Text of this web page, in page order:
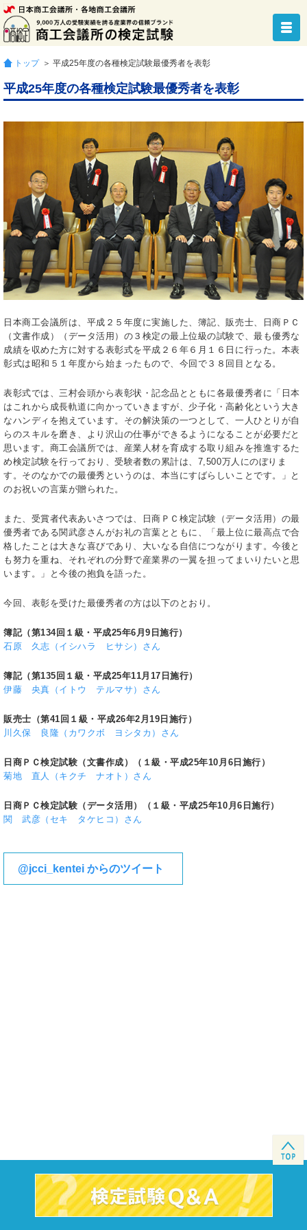
トップ ＞ 平成25年度の各種検定試験最優秀者を表彰
平成25年度の各種検定試験最優秀者を表彰
日本商工会議所は、平成２５年度に実施した、簿記、販売士、日商ＰＣ
（文書作成）（データ活用）の３検定の最上位級の試験で、最も優秀な
成績を収めた方に対する表彰式を平成２６年６月１６日に行った。本表
彰式は昭和５１年度から始まったもので、今回で３８回目となる。
表彰式では、三村会頭から表彰状・記念品とともに各最優秀者に「日本
はこれから成長軌道に向かっていきますが、少子化・高齢化という大き
なハンディを抱えています。その解決策の一つとして、一人ひとりが自
らのスキルを磨き、より沢山の仕事ができるようになることが必要だと
思います。商工会議所では、産業人材を育成する取り組みを推進するた
め検定試験を行っており、受験者数の累計は、7,500万人にのぼりま
す。そのなかでの最優秀というのは、本当にすばらしいことです。」と
のお祝いの言葉が贈られた。
また、受賞者代表あいさつでは、日商ＰＣ検定試験（データ活用）の最
優秀者である関武彦さんがお礼の言葉とともに、「最上位に最高点で合
格したことは大きな喜びであり、大いなる自信につながります。今後と
も努力を重ね、それぞれの分野で産業界の一翼を担ってまいりたいと思
います。」と今後の抱負を語った。
今回、表彰を受けた最優秀者の方は以下のとおり。
簿記（第134回１級・平成25年6月9日施行）
石原 久志（イシハラ ヒサシ）さん
簿記（第135回１級・平成25年11月17日施行）
伊藤 央真（イトウ テルマサ）さん
販売士（第41回１級・平成26年2月19日施行）
川久保 良隆（カワクボ ヨシタカ）さん
日商ＰＣ検定試験（文書作成）（１級・平成25年10月6日施行）
菊地 直人（キクチ ナオト）さん
日商ＰＣ検定試験（データ活用）（１級・平成25年10月6日施行）
関 武彦（セキ タケヒコ）さん
@jcci_kentei からのツイート